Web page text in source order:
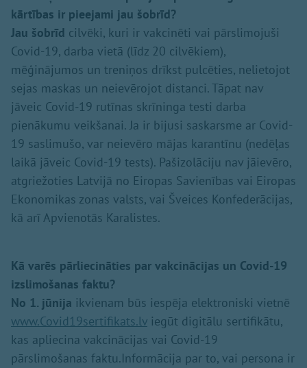
kārtības ir pieejami jau šobrīd?
Jau šobrīd cilvēki, kuri ir vakcinēti vai pārslimojuši
Covid-19, darba vietā (līdz 20 cilvēkiem),
mēģinājumos un treniņos drīkst pulcēties, nelietojot
sejas maskas un neievērojot distanci. Tāpat nav
jāveic Covid-19 rutīnas skrīninga testi darba
pienākumu veikšanai. Ja ir bijusi saskarsme ar Covid-
19 saslimušo, var neievēro mājas karantīnu (nedēļas
laikā jāveic Covid-19 tests). Pašizolāciju nav jāievēro,
atgriežoties Latvijā no Eiropas Savienības vai Eiropas
Ekonomikas zonas valsts, vai Šveices Konfederācijas,
kā arī Apvienotās Karalistes.
Kā varēs pārliecināties par vakcinācijas un Covid-19
izslimošanas faktu?
No 1. jūnija ikvienam būs iespēja elektroniski vietnē
www.Covid19sertifikats.lv iegūt digitālu sertifikātu,
kas apliecina vakcinācijas vai Covid-19
pārslimošanas faktu.Informācija par to, vai persona ir